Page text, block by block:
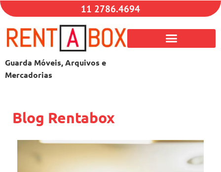
11 2786.4694
Guarda Móveis, Arquivos e
Mercadorias
Blog Rentabox